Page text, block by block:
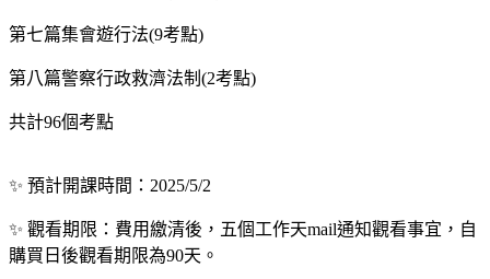
第七篇集會遊行法(9考點)
第八篇警察行政救濟法制(2考點)
共計96個考點
✨ 預計開課時間：2025/5/2
✨ 觀看期限：費用繳清後，五個工作天mail通知觀看事宜，自
購買日後觀看期限為90天。